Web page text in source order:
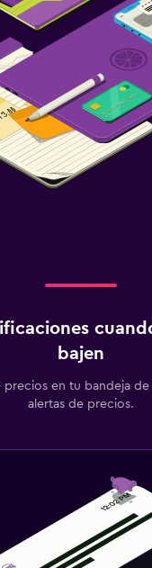
bajen
precios en tu bandeja
alertas de precios.